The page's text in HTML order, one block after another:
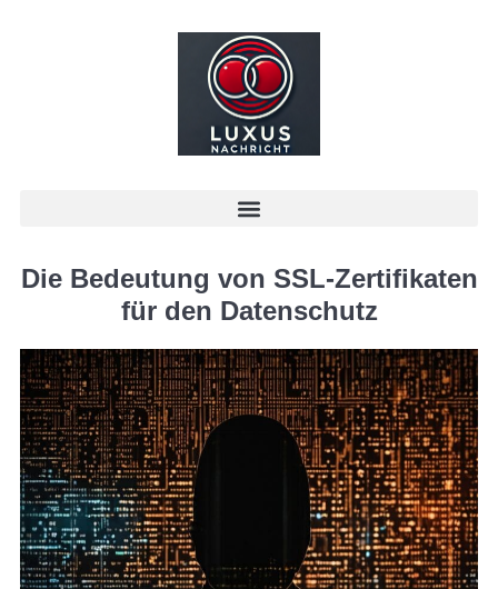
Die Bedeutung von SSL-Zertifikaten
für den Datenschutz